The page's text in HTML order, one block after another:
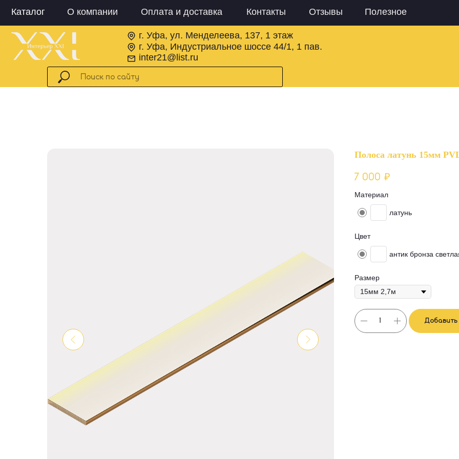
Каталог О компании Оплата и доставка Контакты Отзывы Полезное
inter21@list.ru
г. Уфа, Индустриальное шоссе 44/1, 1 пав.
г. Уфа, ул. Менделеева, 137, 1 этаж
Полоса латунь 15мм
7 000 ₽
Материал
латунь
Цвет
антик бронза
Размер
Добавить